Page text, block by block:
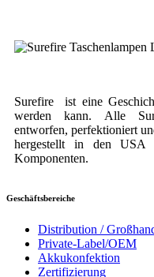
Surefire
ist eine
werden kann.
Alle
entworfen, perfektioniert
hergestellt in den USA
Komponenten.
Geschäftsbereiche
Distribution /
Private-Label/OEM
Akkukonfektion
Zertifizierung